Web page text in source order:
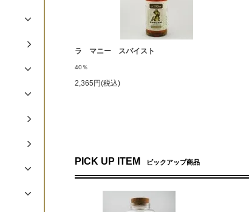
ラ マニー スパイスト
40％
2,365円(税込)
PICK UP ITEM ピックアップ商品